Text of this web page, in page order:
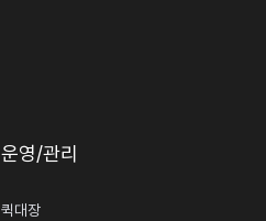
운영/관리
퀵대장